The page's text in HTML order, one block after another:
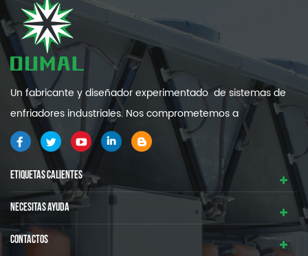
Un fabricante y diseñador experimentado de sistemas de
enfriadores industriales. Nos comprometemos a
proporcionarle sistemas de refrigeración industrial de alta
calidad y eficiencia .
ETIQUETAS CALIENTES
NECESITAS AYUDA
CONTACTOS